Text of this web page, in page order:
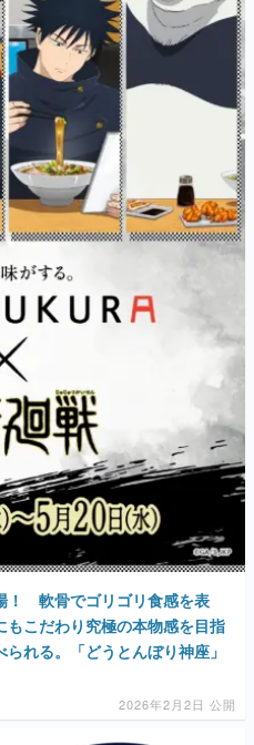
！ 軟骨でゴリゴリ食感を表
こだわり究極の本物感を目指
れる。「どうとんぼり神座」
2026年2月2日 公開